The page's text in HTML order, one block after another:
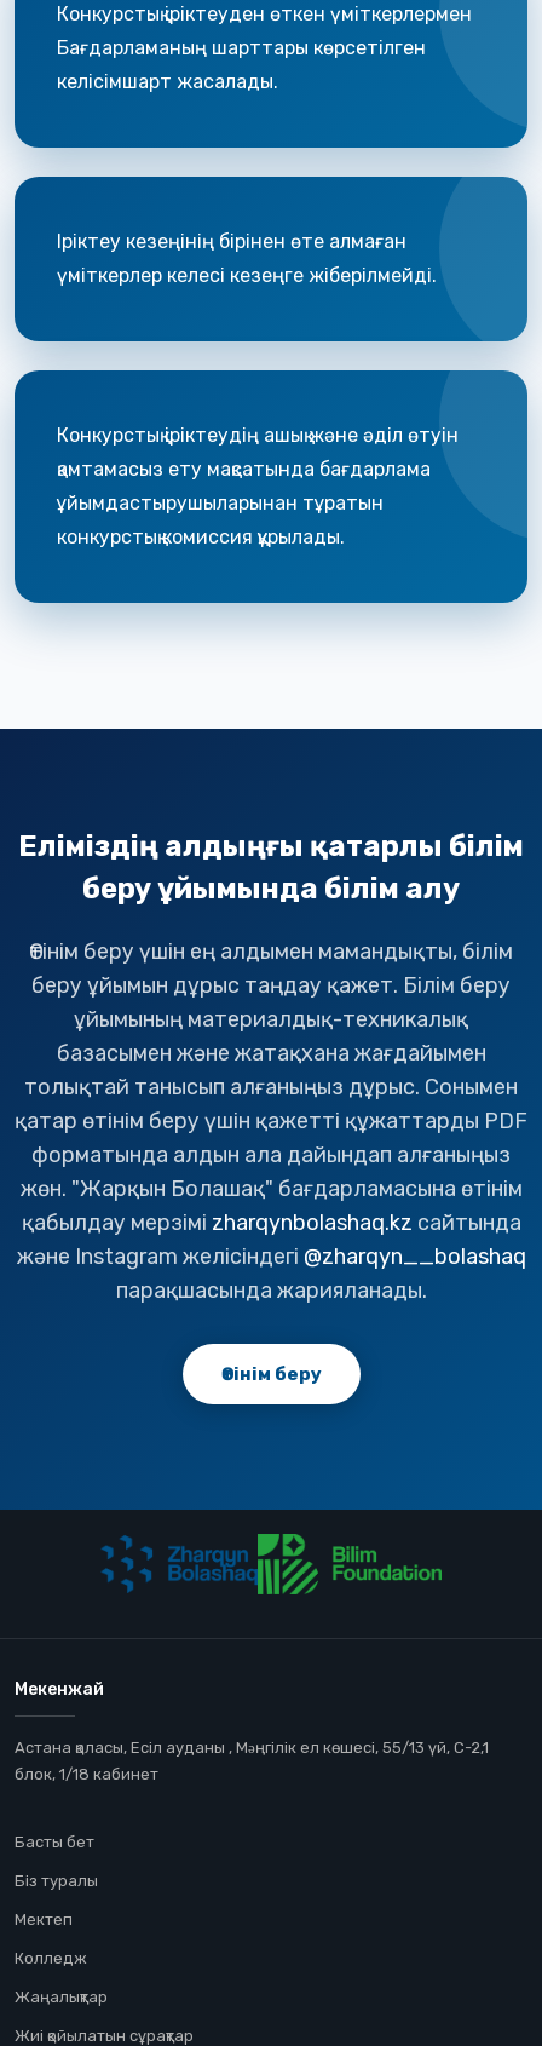
Конкурстық іріктеуден өткен үміткерлермен
Бағдарламаның шарттары көрсетілген
келісімшарт жасалады.
Іріктеу кезеңінің бірінен өте алмаған
үміткерлер келесі кезеңге жіберілмейді.
Конкурстық іріктеудің ашық және әділ өтуін
қамтамасыз ету мақсатында бағдарлама
ұйымдастырушыларынан тұратын
конкурстық комиссия құрылады.
Еліміздің алдыңғы қатарлы білім
беру ұйымында білім алу
Өтінім беру үшін ең алдымен мамандықты, білім
беру ұйымын дұрыс таңдау қажет. Білім беру
ұйымының материалдық-техникалық
базасымен және жатақхана жағдайымен
толықтай танысып алғаныңыз дұрыс. Сонымен
қатар өтінім беру үшін қажетті құжаттарды PDF
форматында алдын ала дайындап алғаныңыз
жөн. "Жарқын Болашақ" бағдарламасына өтінім
қабылдау мерзімі zharqynbolashaq.kz сайтында
және Instagram желісіндегі @zharqyn__bolashaq
парақшасында жарияланады.
Өтінім беру
Мекенжай
Астана қаласы, Есіл ауданы , Мəңгілік ел көшесі, 55/13 үй, С-2,1
блок, 1/18 кабинет
Басты бет
Біз туралы
Мектеп
Колледж
Жаңалықтар
Жиі қойылатын сұрақтар